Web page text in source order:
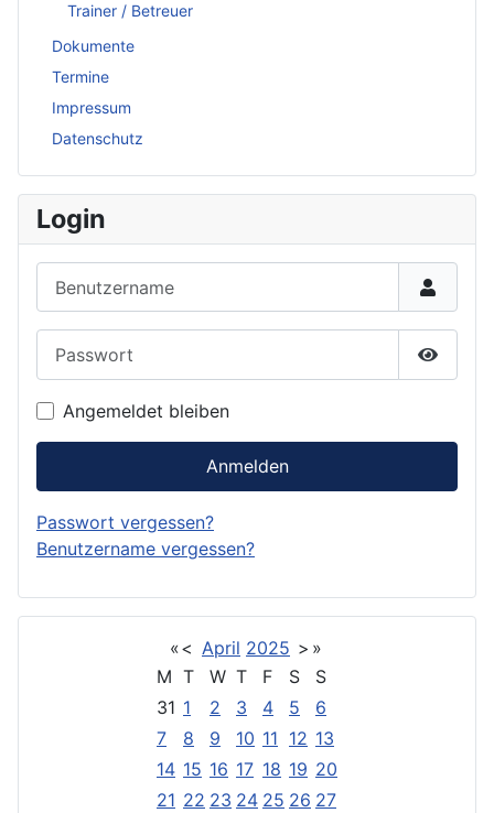
Trainer / Betreuer
Dokumente
Termine
Impressum
Datenschutz
Login
Angemeldet bleiben
Anmelden
Passwort vergessen?
Benutzername vergessen?
«< April 2025 > »
M T W T F S
S
31 1 2 3 4 5
6
7
8 9 10 11 12 13
14 15 16 17 18 19 20
21 22 23 24 25 26 27